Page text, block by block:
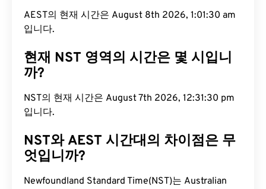
AEST의 현재 시간은 August 8th 2026, 1:01:31 am
입니다.
현재 NST 영역의 시간은 몇 시입니
까?
NST의 현재 시간은 August 7th 2026, 12:31:31 pm입
니다.
NST와 AEST 시간대의 차이점은 무
엇입니까?
Newfoundland Standard Time(NST)는 Australian